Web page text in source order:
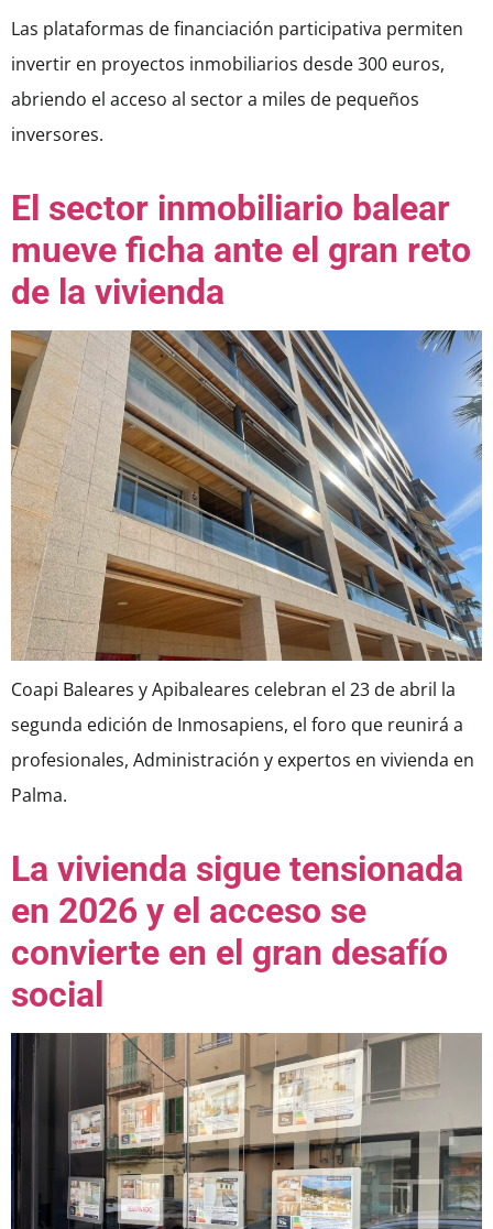
Las plataformas de financiación participativa permiten
invertir en proyectos inmobiliarios desde 300 euros,
abriendo el acceso al sector a miles de pequeños
inversores.
El sector inmobiliario balear
mueve ficha ante el gran reto
de la vivienda
Coapi Baleares y Apibaleares celebran el 23 de abril la
segunda edición de Inmosapiens, el foro que reunirá a
profesionales, Administración y expertos en vivienda en
Palma.
La vivienda sigue tensionada
en 2026 y el acceso se
convierte en el gran desafío
social